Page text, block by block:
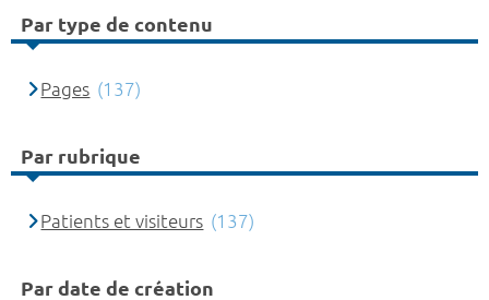
Par type de contenu
Pages (137)
Par rubrique
Patients et visiteurs (137)
Par date de création